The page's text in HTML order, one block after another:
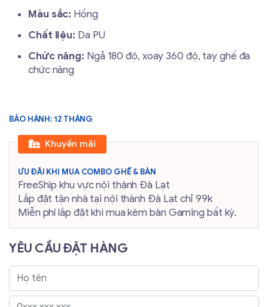
Màu sắc: Hồng
Chất liệu: Da PU
Chức năng: Ngả 180 độ, xoay 360 độ, tay ghế đa
chức năng
BẢO HÀNH: 12 THÁNG
Khuyến mãi
ƯU ĐÃI KHI MUA COMBO GHẾ & BÀN
FreeShip khu vực nội thành Đà Lạt
Lắp đặt tận nhà tại nội thành Đà Lạt chỉ 99k
Miễn phí lắp đặt khi mua kèm bàn Gaming bất kỳ.
YÊU CẦU ĐẶT HÀNG